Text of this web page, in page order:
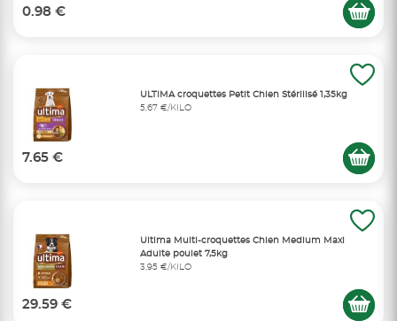
0.98 €
ULTIMA croquettes Petit Chien Stérilisé 1,35kg
5,67 €/KILO
7.65 €
Ultima Multi-croquettes Chien Medium Maxi
Adulte poulet 7,5kg
3,95 €/KILO
29.59 €